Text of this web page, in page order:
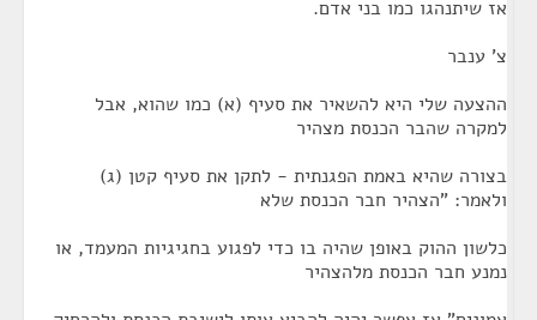
אז שיתנהגו כמו בני אדם.
צ' ענבר
ההצעה שלי היא להשאיר את סעיף (א) כמו שהוא, אבל
למקרה שהבר הכנסת מצהיר
בצורה שהיא באמת הפגנתית - לתקן את סעיף קטן (ג)
ולאמר: "הצהיר חבר הכנסת שלא
כלשון ההוק באופן שהיה בו כדי לפגוע בחגיגיות המעמד, או
נמנע חבר הכנסת מלהצהיר